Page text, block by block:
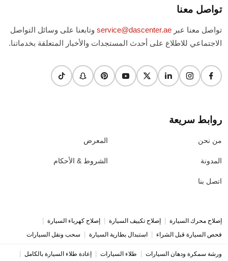
تواصل معنا
تواصل معنا عبر service@dascenter.ae وتابعنا على وسائل التواصل
الاجتماعي للاطلاع على أحدث المستجدات والأخبار المتعلقة بخدماتنا.
روابط سريعة
من نحن
المدونة
اتصل بنا
المعرض
الشروط & الأحكام
إصلاح محرك السيارة إصلاح تكييف السيارة إصلاح كهرباء السيارة
فحص السيارة قبل الشراء استبدال بطارية السيارة سحب ونقل السيارات
ورشة سمكرة ودهان السيارات طلاء السيارات إعادة طلاء السيارة بالكامل